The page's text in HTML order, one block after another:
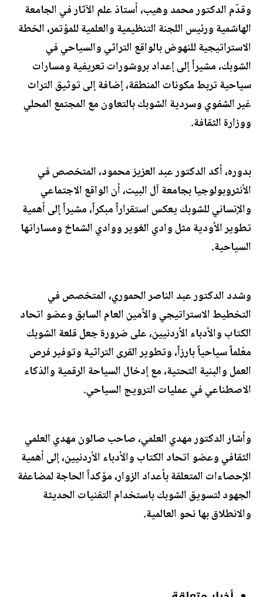
وقدّم الدكتور محمد وهيب، أستاذ علم الآثار في الجامعة
الهاشمية ورئيس اللجنة التنظيمية والعلمية للمؤتمر، الخطة
الاستراتيجية للنهوض بالواقع التراثي والسياحي في
الشوبك، مشيراً إلى إعداد بروشورات تعريفية ومسارات
سياحية تربط مكونات المنطقة، إضافة إلى توثيق التراث
غير الشفوي وسردية الشوبك بالتعاون مع المجتمع المحلي
ووزارة الثقافة.
بدوره، أكد الدكتور عبد العزيز محمود، المتخصص في
الأنثروبولوجيا بجامعة آل البيت، أن الواقع الاجتماعي
والإنساني للشوبك يعكس استقراراً مبكراً، مشيراً إلى أهمية
تطوير الأودية مثل وادي الغوير ووادي الشماخ ومساراتها
السياحية.
وشدد الدكتور عبد الناصر الحموري، المتخصص في
التخطيط الاستراتيجي والأمين العام السابق وعضو اتحاد
الكتاب والأدباء الأردنيين، على ضرورة جعل قلعة الشوبك
معْلماً سياحياً بارزاً، وتطوير القرى التراثية وتوفير فرص
العمل والبنية التحتية، مع إدخال السياحة الرقمية والذكاء
الاصطناعي في عمليات الترويج السياحي.
وأشار الدكتور مهدي العلمي، صاحب صالون مهدي العلمي
الثقافي وعضو اتحاد الكتاب والأدباء الأردنيين، إلى أهمية
الإحصاءات المتعلقة بأعداد الزوار، مؤكداً الحاجة لمضاعفة
الجهود لتسويق الشوبك باستخدام التقنيات الحديثة
والانطلاق بها نحو العالمية.